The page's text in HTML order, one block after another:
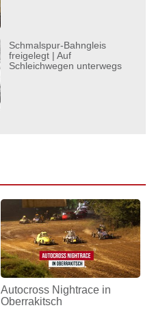
Schmalspur-Bahngleis
freigelegt | Auf
Schleichwegen unterwegs
Autocross Nightrace in
Oberrakitsch